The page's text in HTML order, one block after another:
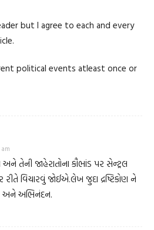
but I agree to each and every
political events atleast once or
તેની જાહેરાતોના કૌભાંડ પર સેન્ટ્રલ
વિચારવું જોઈએ.લેખ જુદા દ્રષ્ટિકોણ ને
અને અભિનંદન.